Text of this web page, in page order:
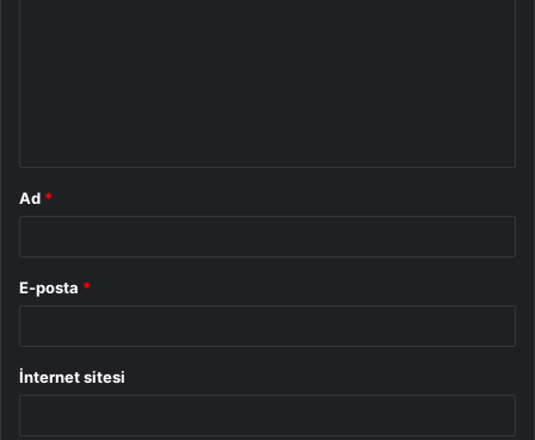
Ad *
E-posta *
İnternet sitesi